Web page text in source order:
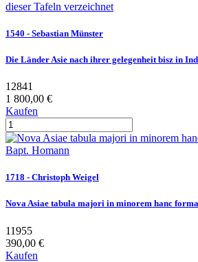
1540 - Sebastian Münster
Die Länder Asie nach ihrer gelegenheit bisz in
12841
1 800,00 €
Kaufen
1718 - Christoph Weigel
Nova Asiae tabula majori in minorem hanc
11955
390,00 €
Kaufen